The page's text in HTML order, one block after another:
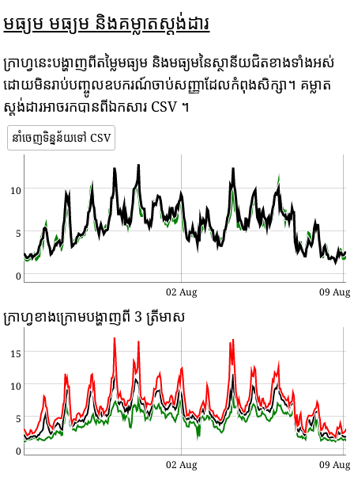
មធ្យម មធ្យម និងគម្លាតស្តង់ដារ
ក្រាហ្វនេះបង្ហាញពីតម្លៃមធ្យម និងមធ្យមនៃស្ថានីយជិតខាងទាំងអស់
ដោយមិនរាប់បញ្ចូលឧបករណ៍ចាប់សញ្ញាដែលកំពុងសិក្សា។ គម្លាត
ស្តង់ដារអាចរកបានពីឯកសារ CSV ។
នាំចេញទិន្នន័យទៅ CSV
0
5
10
02 Aug 09 Aug
ក្រាហ្វខាងក្រោមបង្ហាញពី 3 ត្រីមាស
0
5
10
15
02 Aug 09 Aug